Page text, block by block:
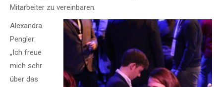
Mitarbeiter zu vereinbaren.
Alexandra
Pengler:
„Ich freue
mich sehr
über das